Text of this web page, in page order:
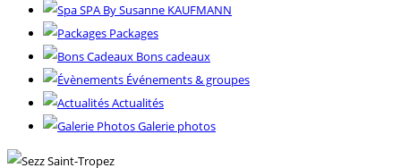
SPA By Susanne KAUFMANN
Packages
Bons cadeaux
Événements & groupes
Actualités
Galerie photos